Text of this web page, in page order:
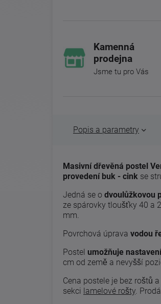
Kamenná
prodejna
Jsme tu pro Vás
Popis a parametry
Masivní dřevěná postel
provedení buk - cink se
Jedná se o dvoulůžkovou
ze spárovky tloušťky 40 a
mm.
Povrchová úprava vodou
Postel umožňuje
cm od země a nevyšší
Cena postele je bez roštů
sekci lamelové rošty.